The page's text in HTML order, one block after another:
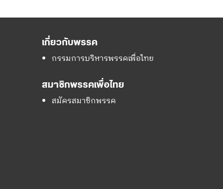
เกี่ยวกับพรรค
กรรมการบริหารพรรคเพื่อไทย
สมาชิกพรรคเพื่อไทย
สมัครสมาชิกพรรค